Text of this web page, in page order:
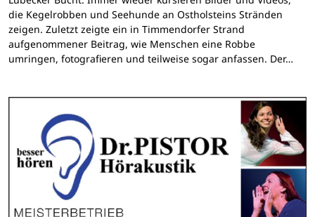
die Kegelrobben und Seehunde an Ostholsteins Stränden
zeigen. Zuletzt zeigte ein in Timmendorfer Strand
aufgenommener Beitrag, wie Menschen eine Robbe
umringen, fotografieren und teilweise sogar anfassen. Der…